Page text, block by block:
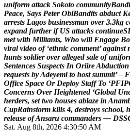
uniform attack Sokoto communityBandi
Peace, Says Peter ObiBandits abduct K
arrests Lagos businessman over 3.3kg c
expand further if US attacks continueS
met with Militants, Who will Engage Bo
viral video of ‘ethnic comment’ against
hunts soldier over alleged sale of unifor
Sentences Suspects In OriireAbduction
requests byAdeyemi to host summit’ – F
Office Space Or Deploy Staff To ‘PFIP
Concerns Over Heightened ‘Global Un
herders, set two houses ablaze in Anam
CupRainstorm kills 4, destroys school, h
release ofAnsaru commanders — DSS
Sat. Aug 8th, 2026 4:30:51 AM